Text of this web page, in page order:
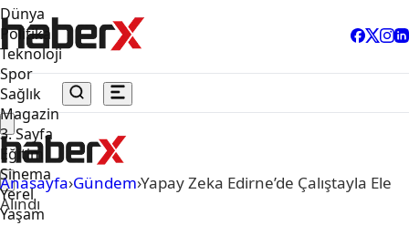
Dünya
Politika
Teknoloji
Spor
Sağlık
Magazin
3. Sayfa
Eğitim
Sinema
Yerel
Yaşam
Anasayfa›Gündem›Yapay Zeka Edirne’de Çalıştayla Ele
Alındı